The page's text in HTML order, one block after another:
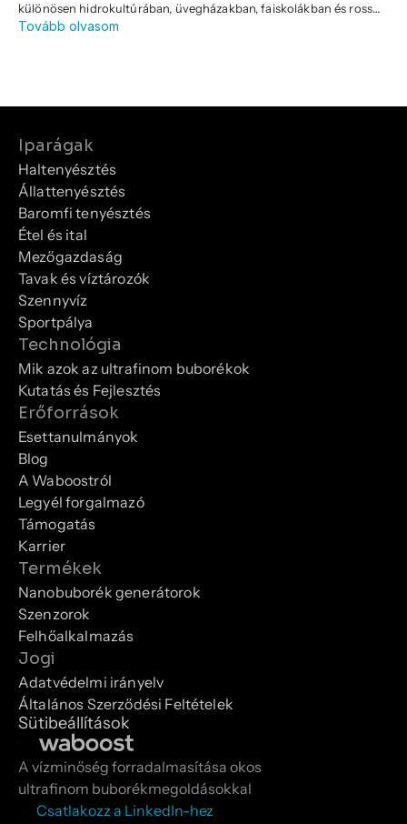
különösen hidrokultúrában, üvegházakban, faiskolákban és rosszul
lecsapolt talajokban. Bár általában "gombának" nevezik, a Pythium
Tovább olvasom
A vízminőség forradalmasítása okos
ultrafinom buborékmegoldásokkal
Csatlakozz a LinkedIn-hez
Iparágak
Haltenyésztés
Állattenyésztés
Baromfi tenyésztés
Étel és ital
Mezőgazdaság
Tavak és víztározók
Szennyvíz
Sportpálya
Technológia
Mik azok az ultrafinom buborékok
Kutatás és Fejlesztés
Erőforrások
Esettanulmányok
Blog
A Waboostról
Legyél forgalmazó
Támogatás
Karrier
Termékek
Nanobuborék generátorok
Szenzorok
Felhőalkalmazás
Jogi
Adatvédelmi irányelv
Általános Szerződési Feltételek
Sütibeállítások